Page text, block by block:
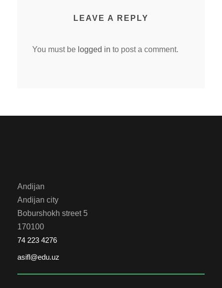
LEAVE A REPLY
You must be logged in to post a comment.
Andijan
Andijan city
Boburshokh street 5
170100
74 223 4276
asifl@edu.uz